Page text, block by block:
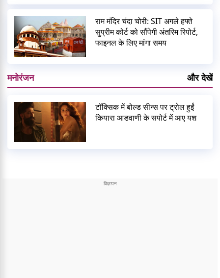
राम मंदिर चंदा चोरी: SIT अगले हफ्ते
सुप्रीम कोर्ट को सौंपेगी अंतरिम रिपोर्ट,
फाइनल के लिए मांगा समय
मनोरंजन और देखें
टॉक्सिक में बोल्ड सीन्स पर ट्रोल हुईं
कियारा आडवाणी के सपोर्ट में आए यश